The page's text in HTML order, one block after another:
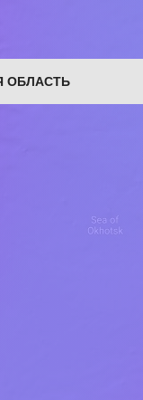
ОБЛАСТЬ